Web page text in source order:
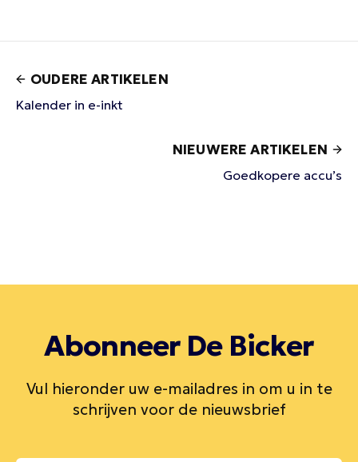
OUDERE ARTIKELEN
Kalender in e-inkt
NIEUWERE ARTIKELEN
Goedkopere accu’s
Abonneer De Bicker
Vul hieronder uw e-mailadres in om u in te
schrijven voor de nieuwsbrief